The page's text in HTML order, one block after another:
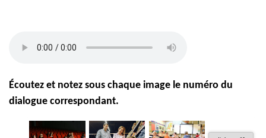
Écoutez et notez sous chaque image le numéro du
dialogue correspondant.